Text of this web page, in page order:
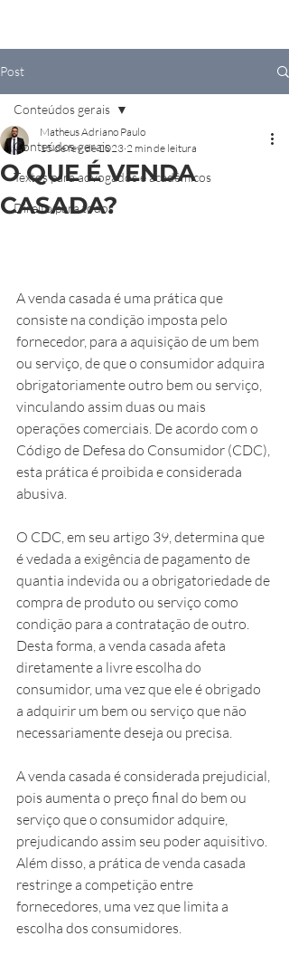
Post
Conteúdos gerais
Textos para advogados e acadêmicos
Direito para todos
Conteúdos gerais
O QUE É VENDA
CASADA?
Matheus Adriano Paulo
15 de fev. de 2023 2 min de leitura
A venda casada é uma prática que
consiste na condição imposta pelo
fornecedor, para a aquisição de um bem
ou serviço, de que o consumidor adquira
obrigatoriamente outro bem ou serviço,
vinculando assim duas ou mais
operações comerciais. De acordo com o
Código de Defesa do Consumidor (CDC),
esta prática é proibida e considerada
abusiva.
O CDC, em seu artigo 39, determina que
é vedada a exigência de pagamento de
quantia indevida ou a obrigatoriedade de
compra de produto ou serviço como
condição para a contratação de outro.
Desta forma, a venda casada afeta
diretamente a livre escolha do
consumidor, uma vez que ele é obrigado
a adquirir um bem ou serviço que não
necessariamente deseja ou precisa.
A venda casada é considerada prejudicial,
pois aumenta o preço final do bem ou
serviço que o consumidor adquire,
prejudicando assim seu poder aquisitivo.
Além disso, a prática de venda casada
restringe a competição entre
fornecedores, uma vez que limita a
escolha dos consumidores.